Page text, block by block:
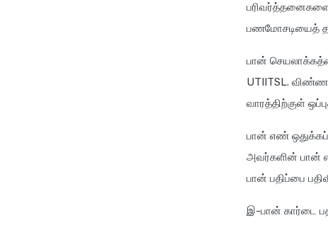
பணமோசடியைத்
பான்
UTIITSL.
வாரத்திற்குள்
பான் எண்
அவர்களின் பான்
பான் பதிப்பை
இ-பான் கார்டை